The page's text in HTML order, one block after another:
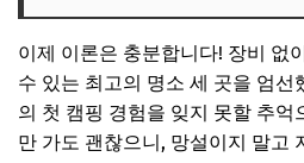
이제 이론은 충분합니다! 장비 없
수 있는 최고의 명소 세 곳을 엄선
의 첫 캠핑 경험을 잊지 못할 추억
만 가도 괜찮으니, 망설이지 말고